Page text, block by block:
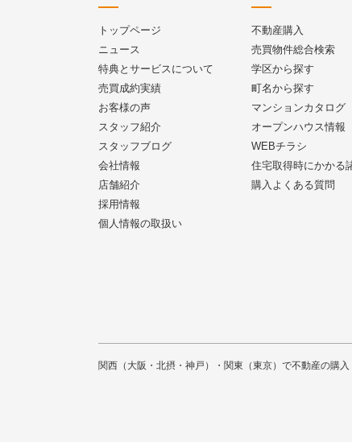
トップページ
ニュース
特典とサービスについて
売買成約実績
お客様の声
スタッフ紹介
スタッフブログ
会社情報
店舗紹介
採用情報
個人情報の取扱い
不動産購入
売買物件総合検索
学区から探す
町名から探す
マンションカタログ
オープンハウス情報
WEBチラシ
住宅取得時にかかる
購入よくある質問
関西（大阪・北摂・神戸）・関東（東京）で不動産の購